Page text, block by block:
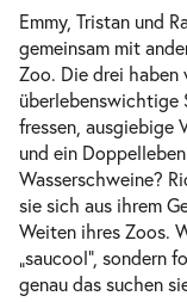
Drei
Sa.
Drei
Di.
Emmy, Tristan und
gemeinsam mit
Zoo. Die drei
überlebenswichtige
fressen, ausgiebige
und ein
Wasserschweine?
sie sich aus ihrem
Weiten ihres Zoos.
„saucool“, sondern
genau das suchen